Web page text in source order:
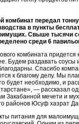
комбинат передал
в пункты
Свыше тысячи
среди 6
комбината придется
Будем раздавать
Спасибо
к благому делу. Мы
будет необходимо, и
— рассказал
Закабанной мечети и
районов Юсуф хазрат
питания для